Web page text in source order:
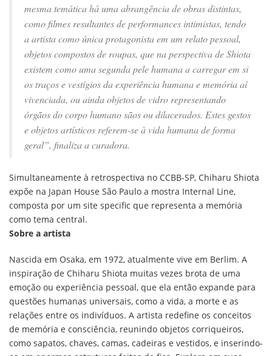
mesma temática há uma abrangência de obras distintas,
como filmes resultantes de performances intimistas, tendo
a artista como única protagonista em um relato pessoal,
objetos compostos de roupas, que na perspectiva de Shiota
existem como uma segunda pele humana a carregar em si
os traços e vestígios da experiência humana e memória aí
vivenciada, ou ainda objetos de vidro representando
órgãos do corpo humano sãos ou dilacerados. Estes gestos
e objetos artísticos referem-se à vida humana de forma
geral”, finaliza a curadora.
Simultaneamente à retrospectiva no CCBB-SP, Chiharu Shiota
expõe na Japan House São Paulo a mostra Internal Line,
composta por um site specific que representa a memória
como tema central.
Sobre a artista
Nascida em Osaka, em 1972, atualmente vive em Berlim. A
inspiração de Chiharu Shiota muitas vezes brota de uma
emoção ou experiência pessoal, que ela então expande para
questões humanas universais, como a vida, a morte e as
relações entre os indivíduos. A artista redefine os conceitos
de memória e consciência, reunindo objetos corriqueiros,
como sapatos, chaves, camas, cadeiras e vestidos, e inserindo-